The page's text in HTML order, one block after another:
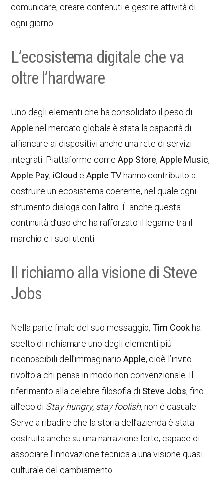
comunicare, creare contenuti e gestire attività di
ogni giorno.
L’ecosistema digitale che va
oltre l’hardware
Uno degli elementi che ha consolidato il peso di
Apple nel mercato globale è stata la capacità di
affiancare ai dispositivi anche una rete di servizi
integrati. Piattaforme comeApp Store,Apple Music,
Apple Pay, iCloud eApple TV hanno contribuito a
costruire un ecosistema coerente, nel quale ogni
strumento dialoga con l’altro. È anche questa
continuità d’uso che ha rafforzato il legame tra il
marchio e i suoi utenti.
Il richiamo alla visione di Steve
Jobs
Nella parte finale del suo messaggio,Tim Cook ha
scelto di richiamare uno degli elementi più
riconoscibili dell’immaginarioApple, cioè l’invito
rivolto a chi pensa in modo non convenzionale. Il
riferimento alla celebre filosofia di Steve Jobs, fino
all’eco di Stay hungry, stay foolish, non è casuale.
Serve a ribadire che la storia dell’azienda è stata
costruita anche su una narrazione forte, capace di
associare l’innovazione tecnica a una visione quasi
culturale del cambiamento.